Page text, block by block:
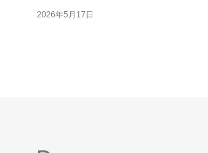
储的实例；若预算有限，选择带有良好IO隔离、
2026年5月17日